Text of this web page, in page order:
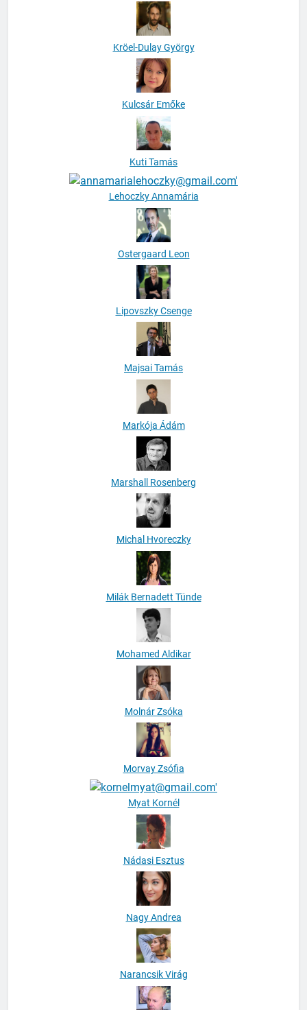
Kröel-Dulay György
Kulcsár Emőke
Kuti Tamás
Lehoczky Annamária
Ostergaard Leon
Lipovszky Csenge
Majsai Tamás
Markója Ádám
Marshall Rosenberg
Michal Hvoreczky
Milák Bernadett Tünde
Mohamed Aldikar
Molnár Zsóka
Morvay Zsófia
Myat Kornél
Nádasi Esztus
Nagy Andrea
Narancsik Virág